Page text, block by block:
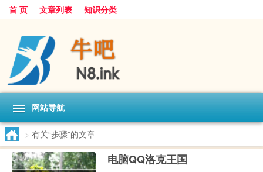
首 页 文章列表 知识分类
网站导航
> 有关“步骤”的文章
电脑QQ洛克王国